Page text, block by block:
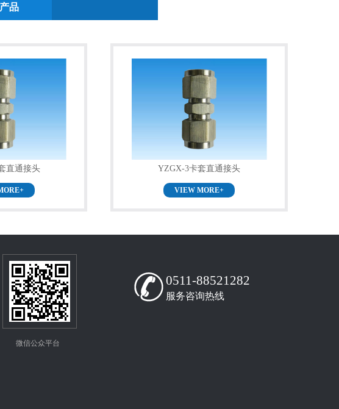
品
直通接头 YZGX-3卡套直通接头
VIEW MORE+
微信公众平台
0511-88521282
服务咨询热线